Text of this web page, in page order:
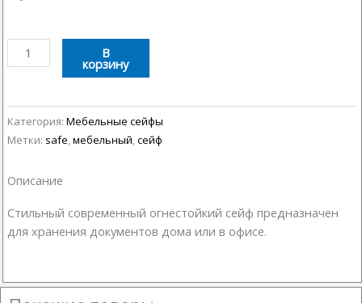
Количество
товара
мебельный
25E
E-
В
корзину
Категория: Мебельные сейфы
Метки: safe мебельный сейф
Описание
Стильный современный огнестойкий сейф предназначен
для хранения документов дома или в офисе.